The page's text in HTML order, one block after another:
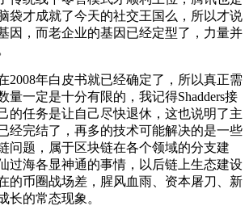
袋才成就了今天的社交王国么，所以才说
因，而老企业的基因已经定型了，力量并
2008年白皮书就已经确定了，所以真正需
量一定是十分有限的，我记得Shadders接
的任务是让自己尽快退休，这也说明了主
经完结了，再多的技术可能解决的是一些
问题，属于区块链在各个领域的分支建
过海各显神通的事情，以后链上生态建设
的币圈战场差，腥风血雨、资本屠刀、新
长的常态现象。